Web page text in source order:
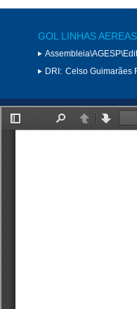
GOL LINHAS
DRI: Celso Guimarães